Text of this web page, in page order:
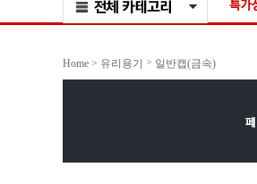
Home > 유리용기 > 일반캡(금속)